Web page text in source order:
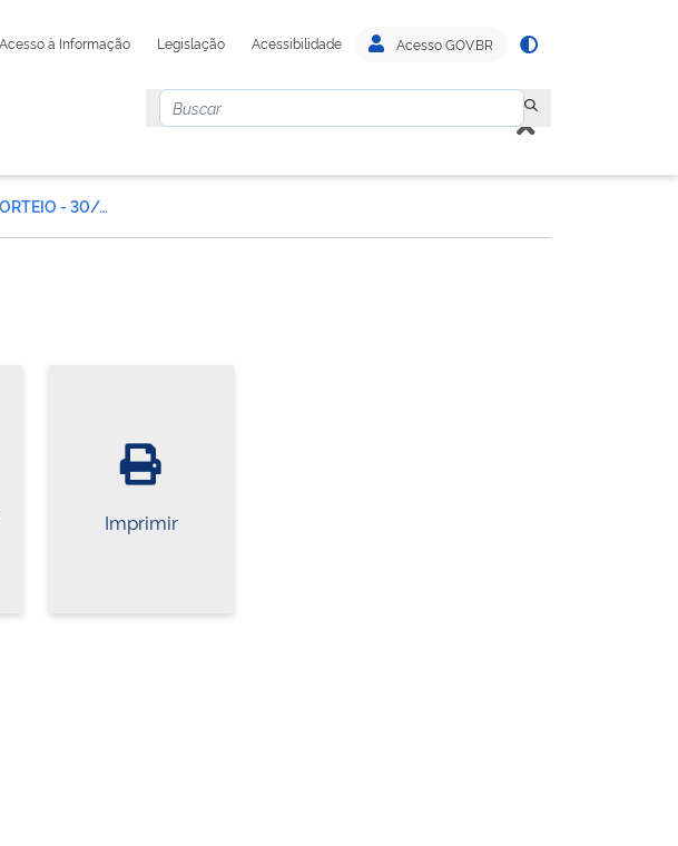
Acesso à Informação Legislação Acessibilidade Acesso GOV.BR
SESSÃO PÚBLICA DE SORTEIO - 30/06/2022
Imprimir